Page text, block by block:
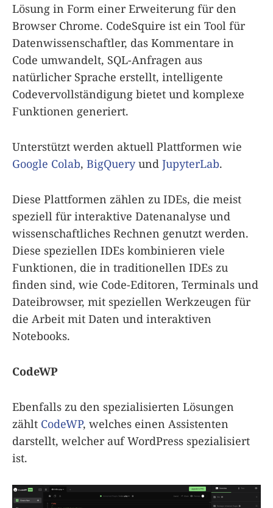
Lösung in Form einer Erweiterung für den
Browser Chrome. CodeSquire ist ein Tool für
Datenwissenschaftler, das Kommentare in
Code umwandelt, SQL-Anfragen aus
natürlicher Sprache erstellt, intelligente
Codevervollständigung bietet und komplexe
Funktionen generiert.
Unterstützt werden aktuell Plattformen wie
Google Colab, BigQuery und JupyterLab.
Diese Plattformen zählen zu IDEs, die meist
speziell für interaktive Datenanalyse und
wissenschaftliches Rechnen genutzt werden.
Diese speziellen IDEs kombinieren viele
Funktionen, die in traditionellen IDEs zu
finden sind, wie Code-Editoren, Terminals und
Dateibrowser, mit speziellen Werkzeugen für
die Arbeit mit Daten und interaktiven
Notebooks.
CodeWP
Ebenfalls zu den spezialisierten Lösungen
zählt CodeWP, welches einen Assistenten
darstellt, welcher auf WordPress spezialisiert
ist.